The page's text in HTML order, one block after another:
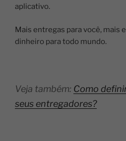
aplicativo.
Mais entregas para você, mais
dinheiro para todo mundo.
Veja também: Como
seus entregadores?